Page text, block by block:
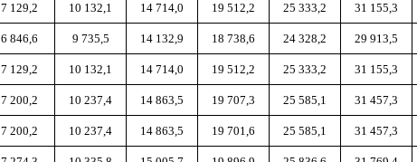
7 129,2 10 132,1 14 714,0 19 512,2 25 333,2 31 155,3
6 846,6 9 735,5 14 132,9 18 738,6 24 328,2 29 913,5
7 129,2 10 132,1 14 714,0 19 512,2 25 333,2 31 155,3
7 200,2 10 237,4 14 863,5 19 707,3 25 585,1 31 457,3
7 200,2 10 237,4 14 863,5 19 701,6 25 585,1 31 457,3